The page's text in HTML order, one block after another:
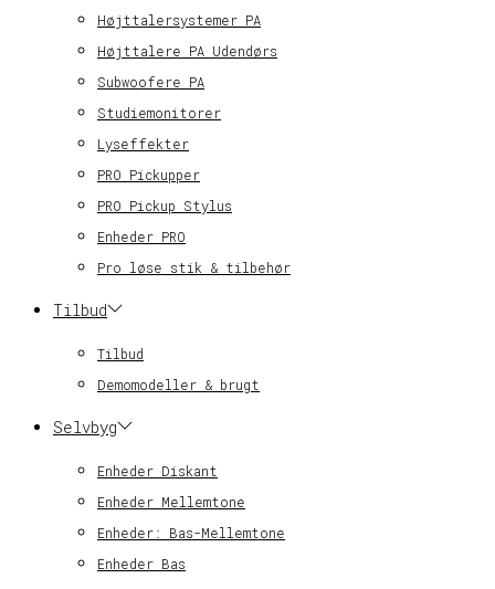
Højttalersystemer PA
Højttalere PA Udendørs
Subwoofere PA
Studiemonitorer
Lyseffekter
PRO Pickupper
PRO Pickup Stylus
Enheder PRO
Pro løse stik & tilbehør
Tilbud
Tilbud
Demomodeller & brugt
Selvbyg
Enheder Diskant
Enheder Mellemtone
Enheder: Bas-Mellemtone
Enheder Bas